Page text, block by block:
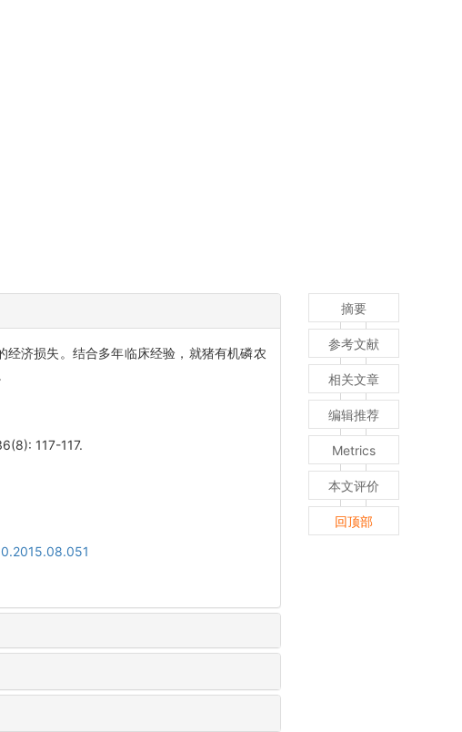
济损失。结合多年临床经验，就猪有机磷农
117-117.
摘要
参考文献
相关文章
编辑推荐
Metrics
本文评价
回顶部